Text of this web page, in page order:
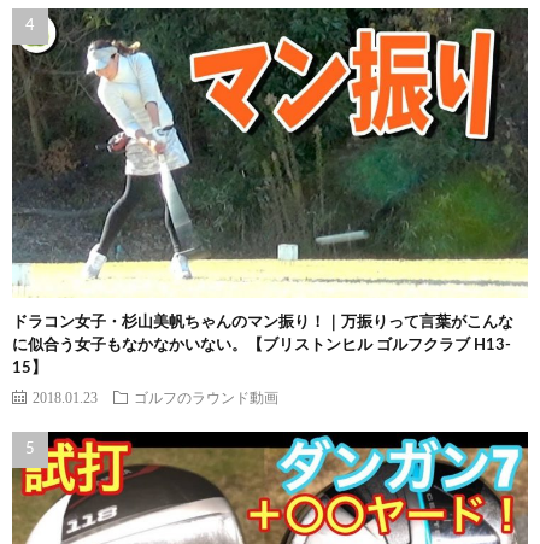
ドラコン女子・杉山美帆ちゃんのマン振り！｜万振りって言葉がこんな
に似合う女子もなかなかいない。【ブリストンヒル ゴルフクラブ H13-
15】
2018.01.23 ゴルフのラウンド動画